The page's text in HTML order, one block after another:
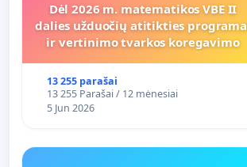
Dėl 2026 m. matematikos VBE II
dalies užduočių atitikties
ir vertinimo tvarkos koregavimo
13 255 parašai
13 255 Parašai / 12 mėnesiai
5 Jun 2026